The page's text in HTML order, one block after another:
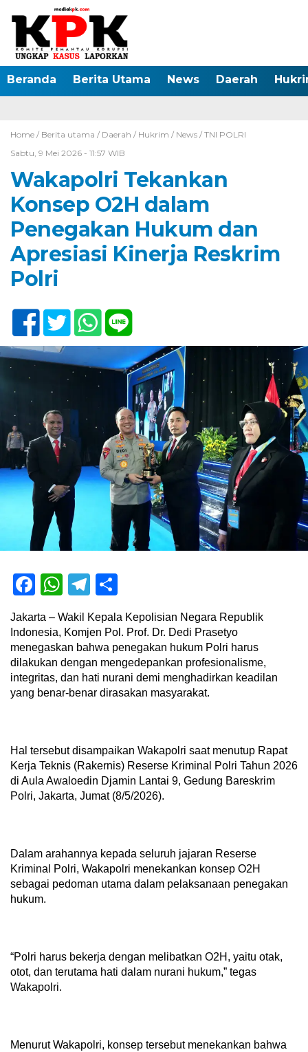
Beranda Berita Utama News Daerah
Home / Berita utama / Daerah / Hukrim / News / TNI POLRI
Sabtu, 9 Mei 2026 - 11:57 WIB
Wakapolri Tekankan
Konsep O2H dalam
Penegakan Hukum dan
Apresiasi Kinerja Reskrim
Polri
Facebook
WhatsApp
Telegram
Jakarta – Wakil Kepala Kepolisian Negara Republik
Indonesia, Komjen Pol. Prof. Dr. Dedi Prasetyo
menegaskan bahwa penegakan hukum Polri harus
dilakukan dengan mengedepankan profesionalisme,
integritas, dan hati nurani demi menghadirkan keadilan
yang benar-benar dirasakan masyarakat.
Hal tersebut disampaikan Wakapolri saat menutup Rapat
Kerja Teknis (Rakernis) Reserse Kriminal Polri Tahun 2026
di Aula Awaloedin Djamin Lantai 9, Gedung Bareskrim
Polri, Jakarta, Jumat (8/5/2026).
Dalam arahannya kepada seluruh jajaran Reserse
Kriminal Polri, Wakapolri menekankan konsep O2H
sebagai pedoman utama dalam pelaksanaan penegakan
hukum.
“Polri harus bekerja dengan melibatkan O2H, yaitu otak,
otot, dan terutama hati dalam nurani hukum,” tegas
Wakapolri.
Menurut Wakapolri, konsep tersebut menekankan bahwa